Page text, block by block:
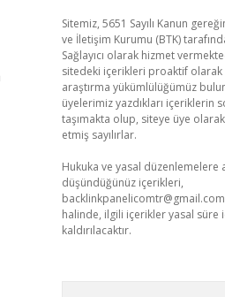
Sitemiz, 5651 Sayılı Kanun
ve İletişim Kurumu (BTK)
Sağlayıcı olarak hizmet
sitedeki içerikleri proaktif olarak
araştırma yükümlülüğümüz
üyelerimiz yazdıkları içeriklerin
taşımakta olup, siteye üye
etmiş sayılırlar.
Hukuka ve yasal düzenlemelere
düşündüğünüz içerikleri,
backlinkpanelicomtr@gmail.com
halinde, ilgili içerikler yasal süre
kaldırılacaktır.